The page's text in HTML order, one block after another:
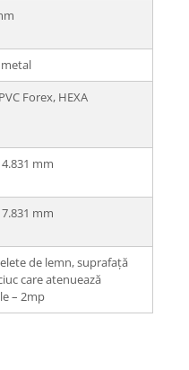
Forex, HEXA
mm
mm
de lemn, suprafață
care atenuează
– 2mp